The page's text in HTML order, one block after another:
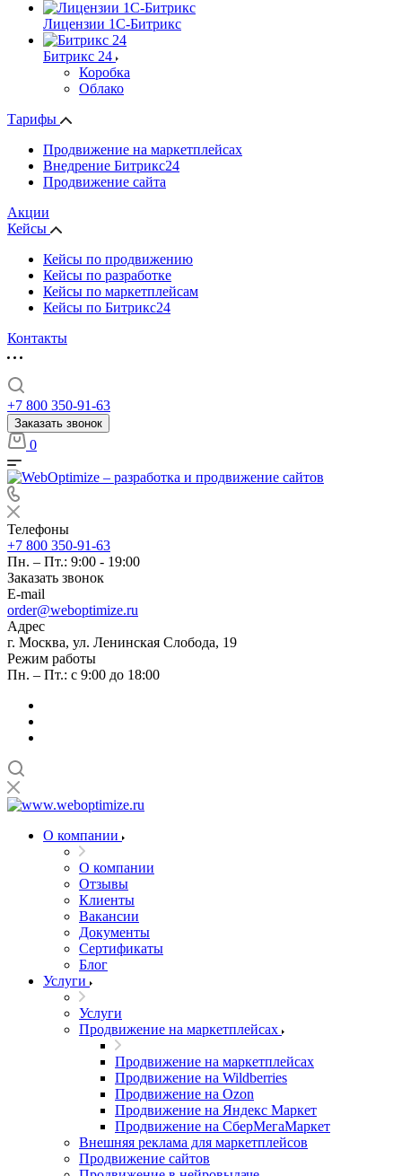
Лицензии 1С-Битрикс
Битрикс 24
Коробка
Облако
Тарифы
Продвижение на маркетплейсах
Внедрение Битрикс24
Продвижение сайта
Акции
Кейсы
Кейсы по продвижению
Кейсы по разработке
Кейсы по маркетплейсам
Кейсы по Битрикс24
Контакты
+7 800 350-91-63
Заказать звонок
0
Телефоны
+7 800 350-91-63
Пн. – Пт.: 9:00 - 19:00
Заказать звонок
E-mail
order@weboptimize.ru
Адрес
г. Москва, ул. Ленинская Слобода, 19
Режим работы
Пн. – Пт.: с 9:00 до 18:00
О компании
О компании
Отзывы
Клиенты
Вакансии
Документы
Сертификаты
Блог
Услуги
Услуги
Продвижение на маркетплейсах
Продвижение на маркетплейсах
Продвижение на Wildberries
Продвижение на Ozon
Продвижение на Яндекс Маркет
Продвижение на СберМегаМаркет
Внешняя реклама для маркетплейсов
Продвижение сайтов